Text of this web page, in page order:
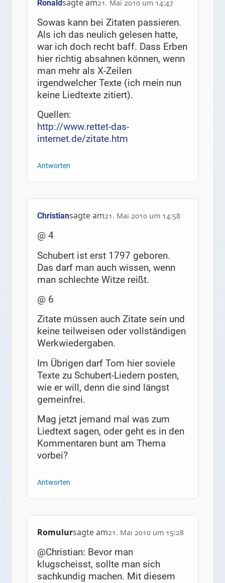
Ronaldsagte am21. Mai 2010 um 14:47
Sowas kann bei Zitaten passieren.
Als ich das neulich gelesen hatte,
war ich doch recht baff. Dass Erben
hier richtig absahnen können, wenn
man mehr als X-Zeilen
irgendwelcher Texte (ich mein nun
keine Liedtexte zitiert).
Quellen:
http://www.rettet-das-
internet.de/zitate.htm
Antworten
Christiansagte am21. Mai 2010 um 14:58
@ 4
Schubert ist erst 1797 geboren.
Das darf man auch wissen, wenn
man schlechte Witze reißt.
@ 6
Zitate müssen auch Zitate sein und
keine teilweisen oder vollständigen
Werkwiedergaben.
Im Übrigen darf Tom hier soviele
Texte zu Schubert-Liedern posten,
wie er will, denn die sind längst
gemeinfrei.
Mag jetzt jemand mal was zum
Liedtext sagen, oder geht es in den
Kommentaren bunt am Thema
vorbei?
Antworten
Romulursagte am21. Mai 2010 um 15:28
@Christian: Bevor man
klugscheisst, sollte man sich
sachkundig machen. Mit diesem